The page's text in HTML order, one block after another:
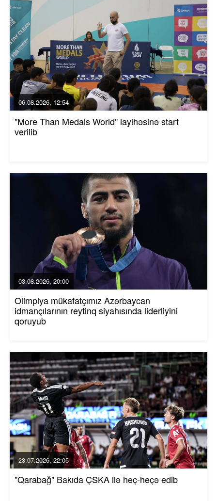
06.08.2026, 12:54
"More Than Medals World" layihəsinə start
verilib
03.08.2026, 20:00
Olimpiya mükafatçımız Azərbaycan
idmançılarının reytinq siyahısında liderliyini
qoruyub
23.07.2026, 22:05
"Qarabağ" Bakıda ÇSKA ilə heç-heçə edib